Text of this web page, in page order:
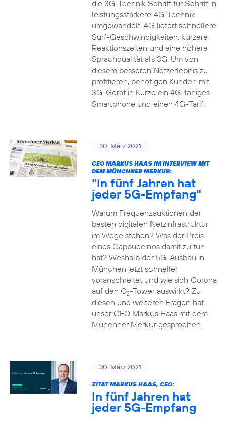
die 3G-Technik Schritt für Schritt in
leistungsstärkere 4G-Technik
umgewandelt. 4G liefert schnellere
Surf-Geschwindigkeiten, kürzere
Reaktionszeiten und eine höhere
Sprachqualität als 3G. Um von
diesem besseren Netzerlebnis zu
profitieren, benötigen Kunden mit
3G-Gerät in Kürze ein 4G-fähiges
Smartphone und einen 4G-Tarif.
30. März 2021
CEO MARKUS HAAS IM INTERVIEW MIT
DEM MÜNCHNER MERKUR:
"In fünf Jahren hat
jeder 5G-Empfang"
Warum Frequenzauktionen der
besten digitalen Netzinfrastruktur
im Wege stehen? Was der Preis
eines Cappuccinos damit zu tun
hat? Weshalb der 5G-Ausbau in
München jetzt schneller
voranschreitet und wie sich Corona
auf den O2-Tower auswirkt? Zu
diesen und weiteren Fragen hat
unser CEO Markus Haas mit dem
Münchner Merkur gesprochen.
30. März 2021
ZITAT MARKUS HAAS, CEO:
In fünf Jahren hat
jeder 5G-Empfang